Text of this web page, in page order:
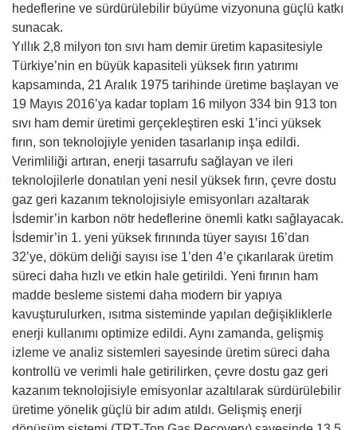
hedeflerine ve sürdürülebilir büyüme vizyonuna güçlü katkı
sunacak.
Yıllık 2,8 milyon ton sıvı ham demir üretim kapasitesiyle
Türkiye’nin en büyük kapasiteli yüksek fırın yatırımı
kapsamında, 21 Aralık 1975 tarihinde üretime başlayan ve
19 Mayıs 2016’ya kadar toplam 16 milyon 334 bin 913 ton
sıvı ham demir üretimi gerçekleştiren eski 1’inci yüksek
fırın, son teknolojiyle yeniden tasarlanıp inşa edildi.
Verimliliği artıran, enerji tasarrufu sağlayan ve ileri
teknolojilerle donatılan yeni nesil yüksek fırın, çevre dostu
gaz geri kazanım teknolojisiyle emisyonları azaltarak
İsdemir’in karbon nötr hedeflerine önemli katkı sağlayacak.
İsdemir’in 1. yeni yüksek fırınında tüyer sayısı 16’dan
32’ye, döküm deliği sayısı ise 1’den 4’e çıkarılarak üretim
süreci daha hızlı ve etkin hale getirildi. Yeni fırının ham
madde besleme sistemi daha modern bir yapıya
kavuşturulurken, ısıtma sisteminde yapılan değişikliklerle
enerji kullanımı optimize edildi. Aynı zamanda, gelişmiş
izleme ve analiz sistemleri sayesinde üretim süreci daha
kontrollü ve verimli hale getirilirken, çevre dostu gaz geri
kazanım teknolojisiyle emisyonlar azaltılarak sürdürülebilir
üretime yönelik güçlü bir adım atıldı. Gelişmiş enerji